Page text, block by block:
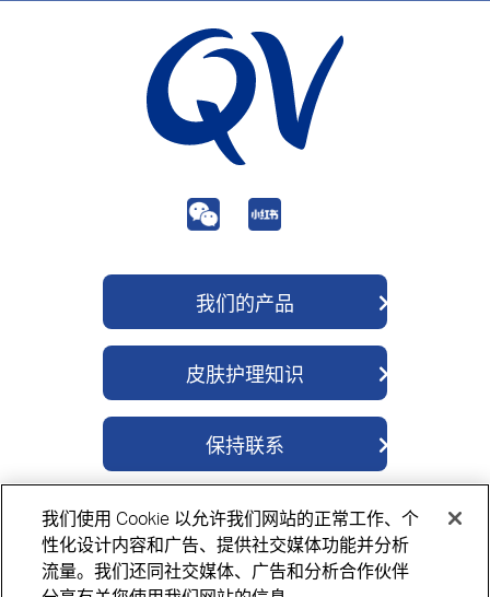
我们的产品
QV 面部护理
QV 医学湿疹
皮肤护理知识
成分
保持联系
购买方式
隐私政策 Cookie政策 免责声明
我们使用 Cookie 以允许我们网站的正常工作、个
性化设计内容和广告、提供社交媒体功能并分析
流量。我们还同社交媒体、广告和分析合作伙伴